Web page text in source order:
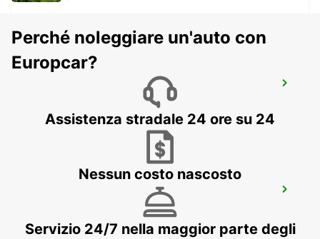
LEICESTER ST MATTHEWS WAY
LEICESTER - UNITED KINGDOM
PRESTON - UNITED KINGDOM
Perché noleggiare un'auto con
Europcar?
Assistenza stradale 24 ore su 24
Nessun costo nascosto
Servizio 24/7 nella maggior parte degli